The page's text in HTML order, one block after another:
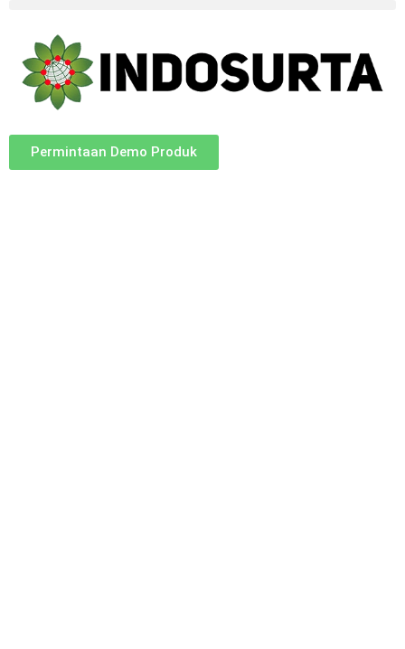
Permintaan Demo Produk